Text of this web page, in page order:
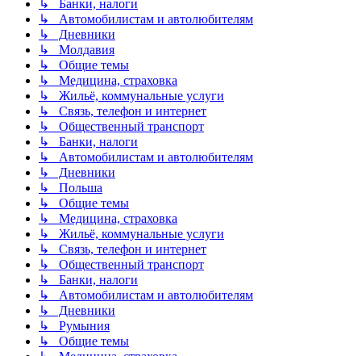
↳ Банки, налоги
↳ Автомобилистам и автолюбителям
↳ Дневники
↳ Молдавия
↳ Общие темы
↳ Медицина, страховка
↳ Жильё, коммунальные услуги
↳ Связь, телефон и интернет
↳ Общественный транспорт
↳ Банки, налоги
↳ Автомобилистам и автолюбителям
↳ Дневники
↳ Польша
↳ Общие темы
↳ Медицина, страховка
↳ Жильё, коммунальные услуги
↳ Связь, телефон и интернет
↳ Общественный транспорт
↳ Банки, налоги
↳ Автомобилистам и автолюбителям
↳ Дневники
↳ Румыния
↳ Общие темы